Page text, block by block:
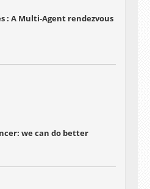
: A Multi-Agent rendezvous
we can do better